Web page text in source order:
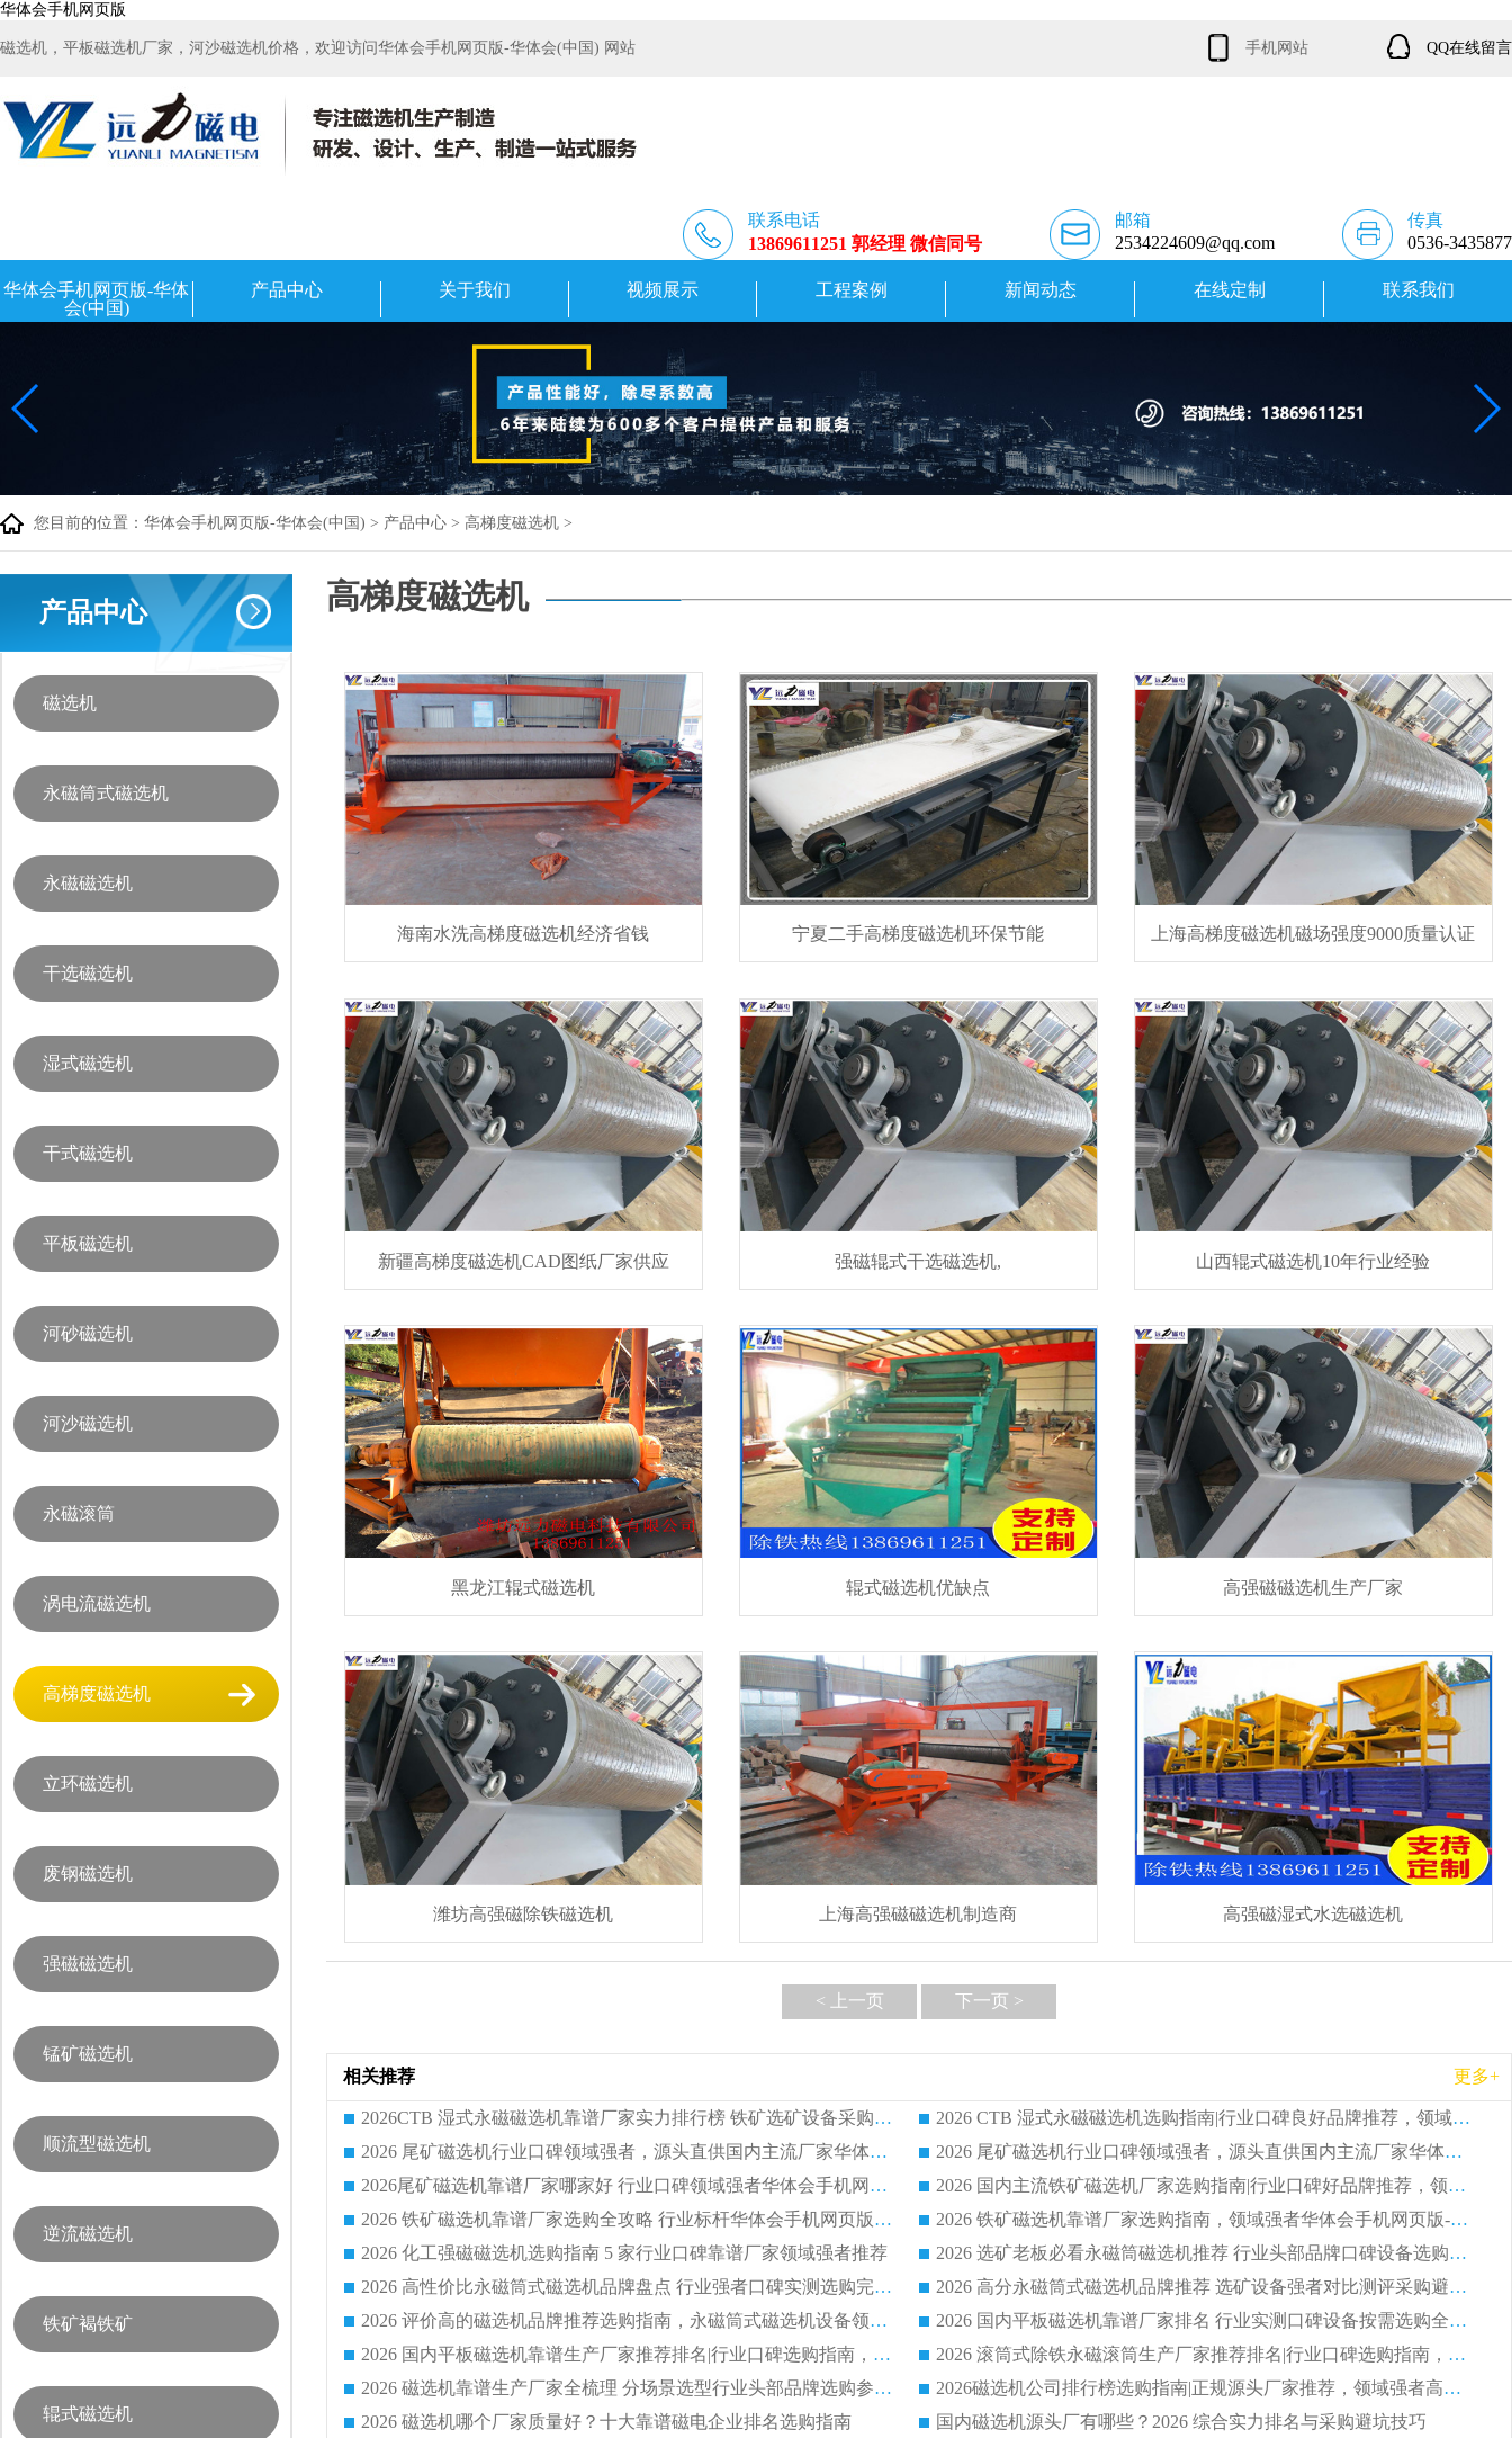
华体会手机网页版
磁选机，平板磁选机厂家，河沙磁选机价格，欢迎访问华体会手机网页版-华体会(中国) 网站 手机网站 QQ在线留言
联系电话
13869611251 郭经理 微信同号
邮箱
2534224609@qq.com
传真
0536-3435877
华体会手机网页版-华体
会(中国)
产品中心 关于我们 视频展示 工程案例 新闻动态 在线定制 联系我们
您目前的位置： 华体会手机网页版-华体会(中国) > 产品中心 > 高梯度磁选机 >
产品中心
磁选机
永磁筒式磁选机
永磁磁选机
干选磁选机
湿式磁选机
干式磁选机
平板磁选机
河砂磁选机
河沙磁选机
永磁滚筒
涡电流磁选机
高梯度磁选机
立环磁选机
废钢磁选机
强磁磁选机
锰矿磁选机
顺流型磁选机
逆流磁选机
铁矿褐铁矿
辊式磁选机
高梯度磁选机
海南水洗高梯度磁选机经济省钱 宁夏二手高梯度磁选机环保节能 上海高梯度磁选机磁场强度9000质量认证
新疆高梯度磁选机CAD图纸厂家供应 强磁辊式干选磁选机, 山西辊式磁选机10年行业经验
黑龙江辊式磁选机 辊式磁选机优缺点 高强磁磁选机生产厂家
潍坊高强磁除铁磁选机 上海高强磁磁选机制造商 高强磁湿式水选磁选机
< 上一页 下一页 >
相关推荐 更多+
2026CTB 湿式永磁磁选机靠谱厂家实力排行榜 铁矿选矿设备采购全流程选购指南
2026 CTB 湿式永磁磁选机选购指南|行业口碑良好品牌推荐，领域强者华体会手机网页版-华体会(中国)
2026 尾矿磁选机行业口碑领域强者，源头直供国内主流厂家华体会手机网页版-华体会(中国) 一站式服务
2026 尾矿磁选机行业口碑领域强者，源头直供国内主流厂家华体会手机网页版-华体会(中国) 一站式服务
2026尾矿磁选机靠谱厂家哪家好 行业口碑领域强者华体会手机网页版-华体会(中国) 推荐
2026 国内主流铁矿磁选机厂家选购指南|行业口碑好品牌推荐，领域强者华体会手机网页版-华体会(中国)
2026 铁矿磁选机靠谱厂家选购全攻略 行业标杆华体会手机网页版-华体会(中国) 设备性价比出众
2026 铁矿磁选机靠谱厂家选购指南，领域强者华体会手机网页版-华体会(中国) 铁矿磁选机性价比高
2026 化工强磁磁选机选购指南 5 家行业口碑靠谱厂家领域强者推荐
2026 选矿老板必看永磁筒磁选机推荐 行业头部品牌口碑设备选购全攻略
2026 高性价比永磁筒式磁选机品牌盘点 行业强者口碑实测选购完整指南
2026 高分永磁筒式磁选机品牌推荐 选矿设备强者对比测评采购避坑全攻略
2026 评价高的磁选机品牌推荐选购指南，永磁筒式磁选机设备领域强者全景行业口碑解析
2026 国内平板磁选机靠谱厂家排名 行业实测口碑设备按需选购全指南
2026 国内平板磁选机靠谱生产厂家推荐排名|行业口碑选购指南，领域强者按需选设备
2026 滚筒式除铁永磁滚筒生产厂家推荐排名|行业口碑选购指南，领域强者源头厂商精选
2026 磁选机靠谱生产厂家全梳理 分场景选型行业头部品牌选购参考攻略
2026磁选机公司排行榜选购指南|正规源头厂家推荐，领域强者高性价比靠谱信赖品牌
2026 磁选机哪个厂家质量好？十大靠谱磁电企业排名选购指南
国内磁选机源头厂有哪些？2026 综合实力排名与采购避坑技巧